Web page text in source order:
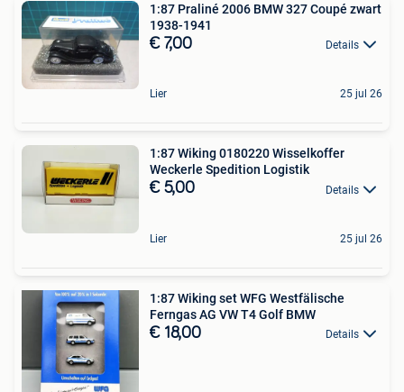
1:87 Praliné 2006 BMW 327 Coupé zwart
1938-1941
€ 7,00 Details
Lier 25 jul 26
1:87 Wiking 0180220 Wisselkoffer
Weckerle Spedition Logistik
€ 5,00 Details
Lier 25 jul 26
1:87 Wiking set WFG Westfälische
Ferngas AG VW T4 Golf BMW
€ 18,00 Details